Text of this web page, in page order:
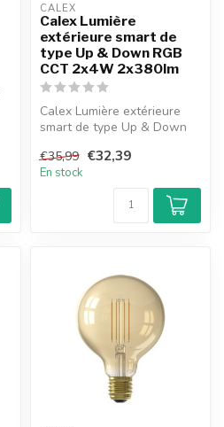
CALEX
Calex Lumière
extérieure smart de
type Up & Down RGB
CCT 2x4W 2x380lm
Calex Lumière extérieure
smart de type Up & Down
€35,99 €32,39
En stock